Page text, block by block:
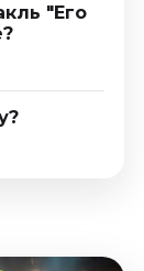
"Его